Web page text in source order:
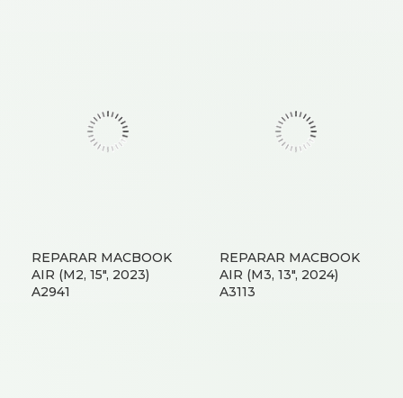
REPARAR MACBOOK
AIR (M2, 15″, 2023)
A2941
REPARAR MACBOOK
AIR (M3, 13″, 2024)
A3113